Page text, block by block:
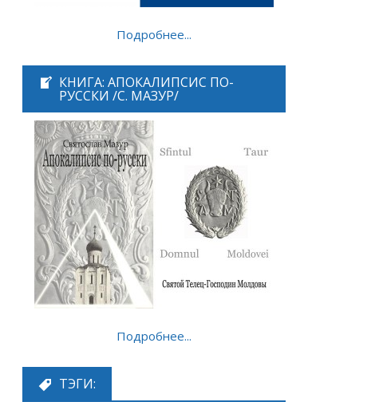
Подробнее...
КНИГА: АПОКАЛИПСИС ПО-
РУССКИ /С. МАЗУР/
Подробнее...
ТЭГИ: